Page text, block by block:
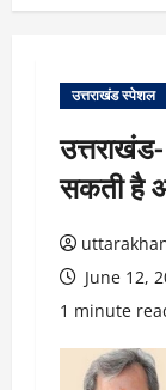
उत्तराखंड स्पेशल
सकती है
June 12,
1 minute